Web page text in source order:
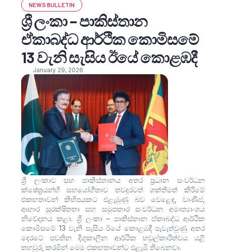
NEWS BULLETIN
ශ්‍රී ලංකා – පාකිස්තාන
ඒකාබද්ධ ආර්ථික කොමිසමේ
13 වැනි සැසිය ඊයේ කොළඹදී
January 29, 2026
ශ්‍රී ලංකාව සහ පාකිස්තානය අතර ප්‍රධාන සංවර්ධන
ක්ෂේත්‍රයන්හි සහයෝගීතාව තවදුරටත් ශක්තිමත් කිරීමේ
එකඟතාවන් කිහිපයකට එළැඹුණු බව වෙළෙඳ, වාණිජ,
ආහාර සුරක්ෂිතතා සහ සමුපකාර සංවර්ධන අමාත්‍යාංශය
නිවේදනය කළා. ශ්‍රී ලංකා – පාකිස්තාන ඒකාබද්ධ ආර්ථික
කොමිසමේ 13 වැනි සැසිය ඊයේ කොළඹදී පැවැත්වුණු අතර
දෙරටේ පවතින දිගුකාලීන ආර්ථික හවුල්කාරිත්වය යළි
තහවුරු කරමින් මෙම එකඟතාවන්ට එළැඹී තිබෙනවා.